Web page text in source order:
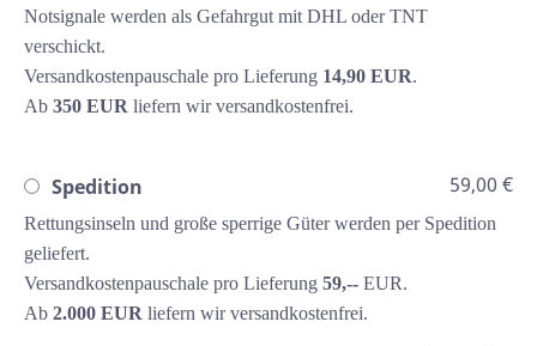
Notsignale werden als Gefahrgut mit DHL oder TNT
verschickt.
Versandkostenpauschale pro Lieferung 14,90 EUR.
Ab 350 EUR liefern wir versandkostenfrei.
Spedition 59,00 €
Rettungsinseln und große sperrige Güter werden per Spedition
geliefert.
Versandkostenpauschale pro Lieferung 59,-- EUR.
Ab 2.000 EUR liefern wir versandkostenfrei.